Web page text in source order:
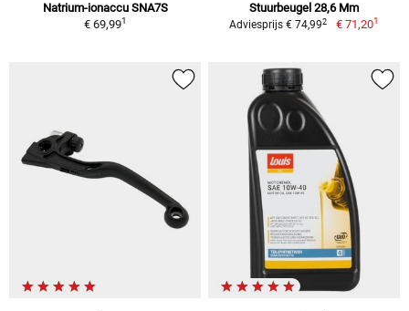
Natrium-ionaccu SNA7S
€ 69,991
Stuurbeugel 28,6 Mm
Adviesprijs € 74,992 € 71,201